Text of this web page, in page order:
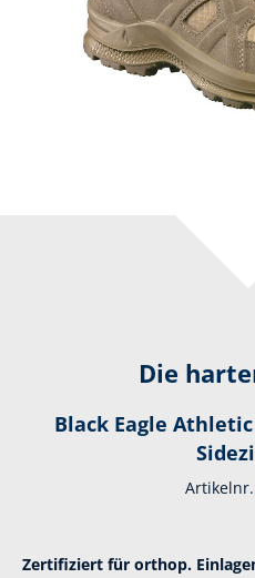
Die
Black Eagle
Zertifiziert für orthop.